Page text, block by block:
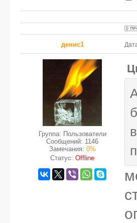
денис1
Группа: Пользователи
Сообщений: 1146
Замечания: 0%
Статус: Offline